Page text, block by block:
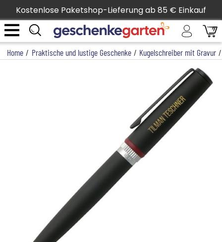
Kostenlose Paketshop-Lieferung ab 85 € Einkauf
Home / Praktische und lustige Geschenke / Kugelschreiber mit Gravur /